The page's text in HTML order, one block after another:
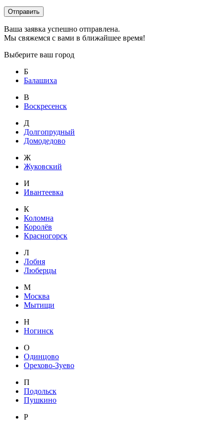
Отправить
Ваша заявка успешно отправлена.
Мы свяжемся с вами в ближайшее время!
Выберите ваш город
Б
Балашиха
В
Воскресенск
Д
Долгопрудный
Домодедово
Ж
Жуковский
И
Ивантеевка
К
Коломна
Королёв
Красногорск
Л
Лобня
Люберцы
М
Москва
Мытищи
Н
Ногинск
О
Одинцово
Орехово-Зуево
П
Подольск
Пушкино
Р